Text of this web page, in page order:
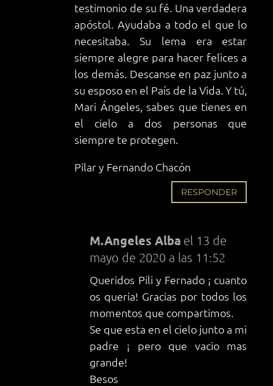
testimonio de su fé. Una verdadera
apóstol. Ayudaba a todo el que lo
necesitaba. Su lema era estar
siempre alegre para hacer felices a
los demás. Descanse en paz junto a
su esposo en el País de la Vida. Y tú,
Mari Ángeles, sabes que tienes en
el cielo a dos personas que
siempre te protegen.
Pilar y Fernando Chacón
RESPONDER
M.Angeles Alba el 13 de
mayo de 2020 a las 11:52
Queridos Pili y Fernado ¡ cuanto
os queria! Gracias por todos los
momentos que compartimos.
Se que esta en el cielo junto a mi
padre ¡ pero que vacio mas
grande!
Besos